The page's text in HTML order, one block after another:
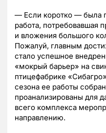
— Если коротко — была
работа, потребовавшая
и вложения большого
Пожалуй, главным
стало успешное
«мокрый барьер» на
птицефабрике
сезона ее работы
проанализированы для
всего комплекса
направлению.